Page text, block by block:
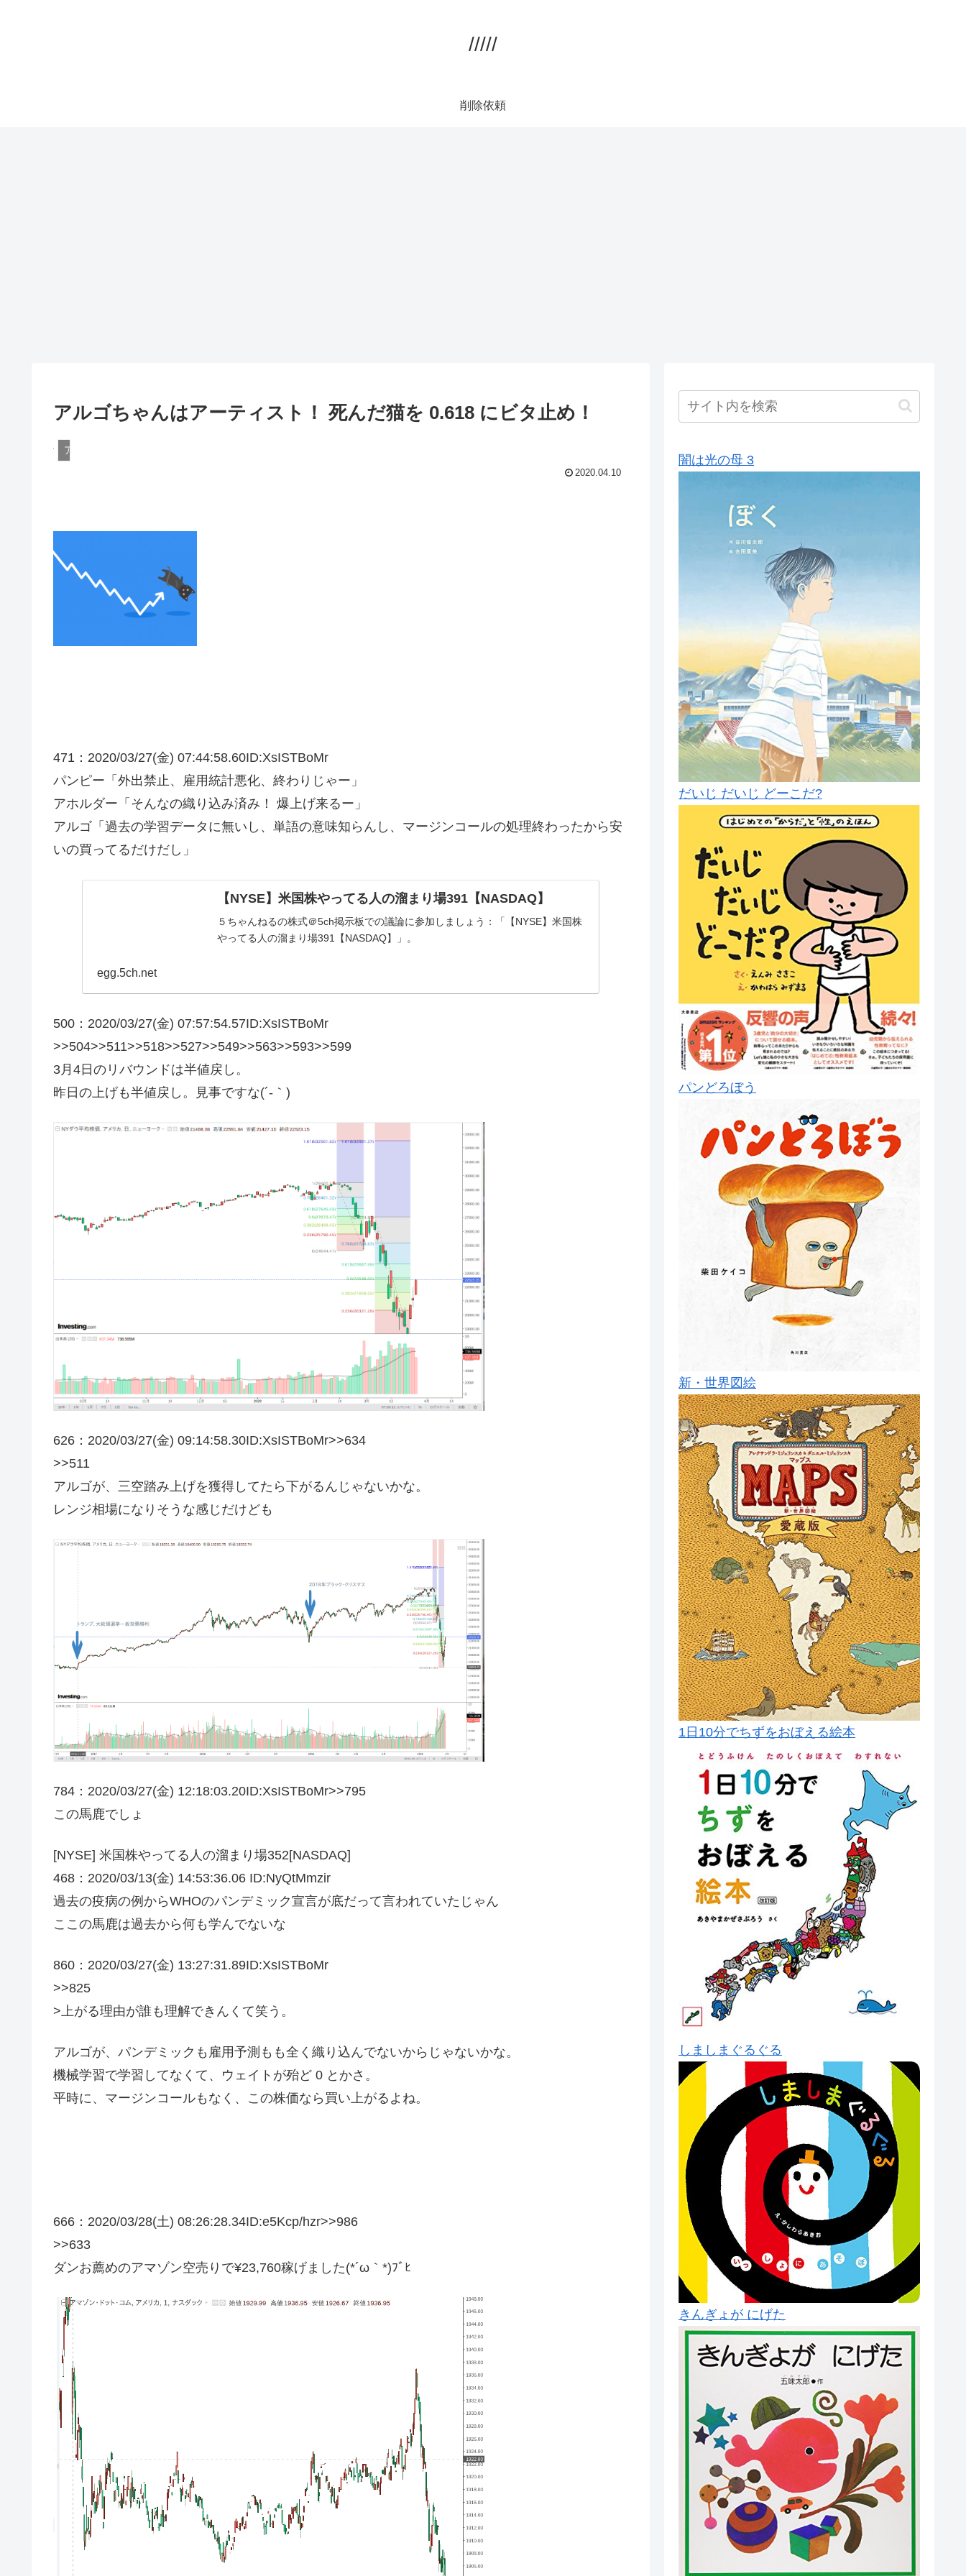
/////
削除依頼
アルゴちゃんはアーティスト！ 死んだ猫を 0.618 にビタ止め！
アメリカ
2020.04.10
471：2020/03/27(金) 07:44:58.60ID:XsISTBoMr
パンピー「外出禁止、雇用統計悪化、終わりじゃー」
アホルダー「そんなの織り込み済み！ 爆上げ来るー」
アルゴ「過去の学習データに無いし、単語の意味知らんし、マージンコールの処理終わったから安
いの買ってるだけだし」
【NYSE】米国株やってる人の溜まり場391【NASDAQ】
５ちゃんねるの株式＠5ch掲示板での議論に参加しましょう：「【NYSE】米国株
やってる人の溜まり場391【NASDAQ】」。
egg.5ch.net
500：2020/03/27(金) 07:57:54.57ID:XsISTBoMr
>>504>>511>>518>>527>>549>>563>>593>>599
3月4日のリバウンドは半値戻し。
昨日の上げも半値戻し。見事ですな(´-｀)
626：2020/03/27(金) 09:14:58.30ID:XsISTBoMr>>634
>>511
アルゴが、三空踏み上げを獲得してたら下がるんじゃないかな。
レンジ相場になりそうな感じだけども
784：2020/03/27(金) 12:18:03.20ID:XsISTBoMr>>795
この馬鹿でしょ
[NYSE] 米国株やってる人の溜まり場352[NASDAQ]
468：2020/03/13(金) 14:53:36.06 ID:NyQtMmzir
過去の疫病の例からWHOのパンデミック宣言が底だって言われていたじゃん
ここの馬鹿は過去から何も学んでないな
860：2020/03/27(金) 13:27:31.89ID:XsISTBoMr
>>825
>上がる理由が誰も理解できんくて笑う。
アルゴが、パンデミックも雇用予測もも全く織り込んでないからじゃないかな。
機械学習で学習してなくて、ウェイトが殆ど 0 とかさ。
平時に、マージンコールもなく、この株価なら買い上がるよね。
666：2020/03/28(土) 08:26:28.34ID:e5Kcp/hzr>>986
>>633
ダンお薦めのアマゾン空売りで¥23,760稼げました(*´ω｀*)ﾌﾞﾋ
闇は光の母 3
だいじ だいじ どーこだ?
パンどろぼう
新・世界図絵
1日10分でちずをおぼえる絵本
しましまぐるぐる
きんぎょが にげた